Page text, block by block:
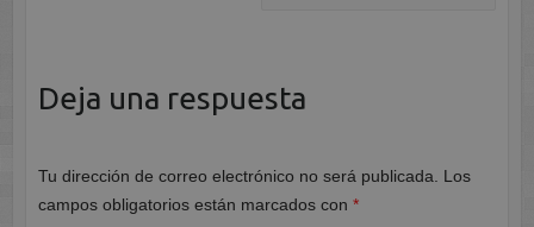
Deja una respuesta
Tu dirección de correo electrónico no será publicada. Los
campos obligatorios están marcados con *